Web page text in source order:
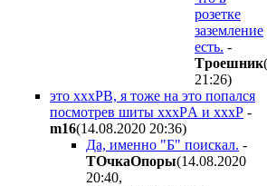
розетке
заземление
есть. -
Tpoeшник
21:26)
это хххPB, я тоже на это попался
посмотрев шиты хххPА и хххP -
m16(14.08.2020 20:36)
Да, именно "Б" поискал. -
TOчкaOпopы(14.08.2020
20:40,